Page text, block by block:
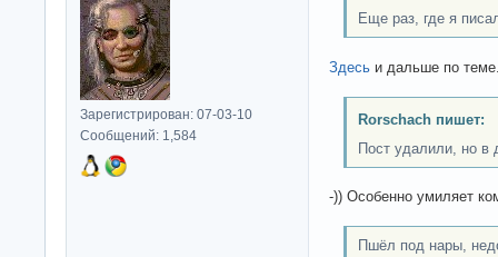
Зарегистрирован: 07-03-10
Сообщений: 1,584
Еще раз, где я
Здесь и дальше по
Rorschach пишет:
Пост удалили, но в
-)) Особенно умиляет
Пшёл под нары,